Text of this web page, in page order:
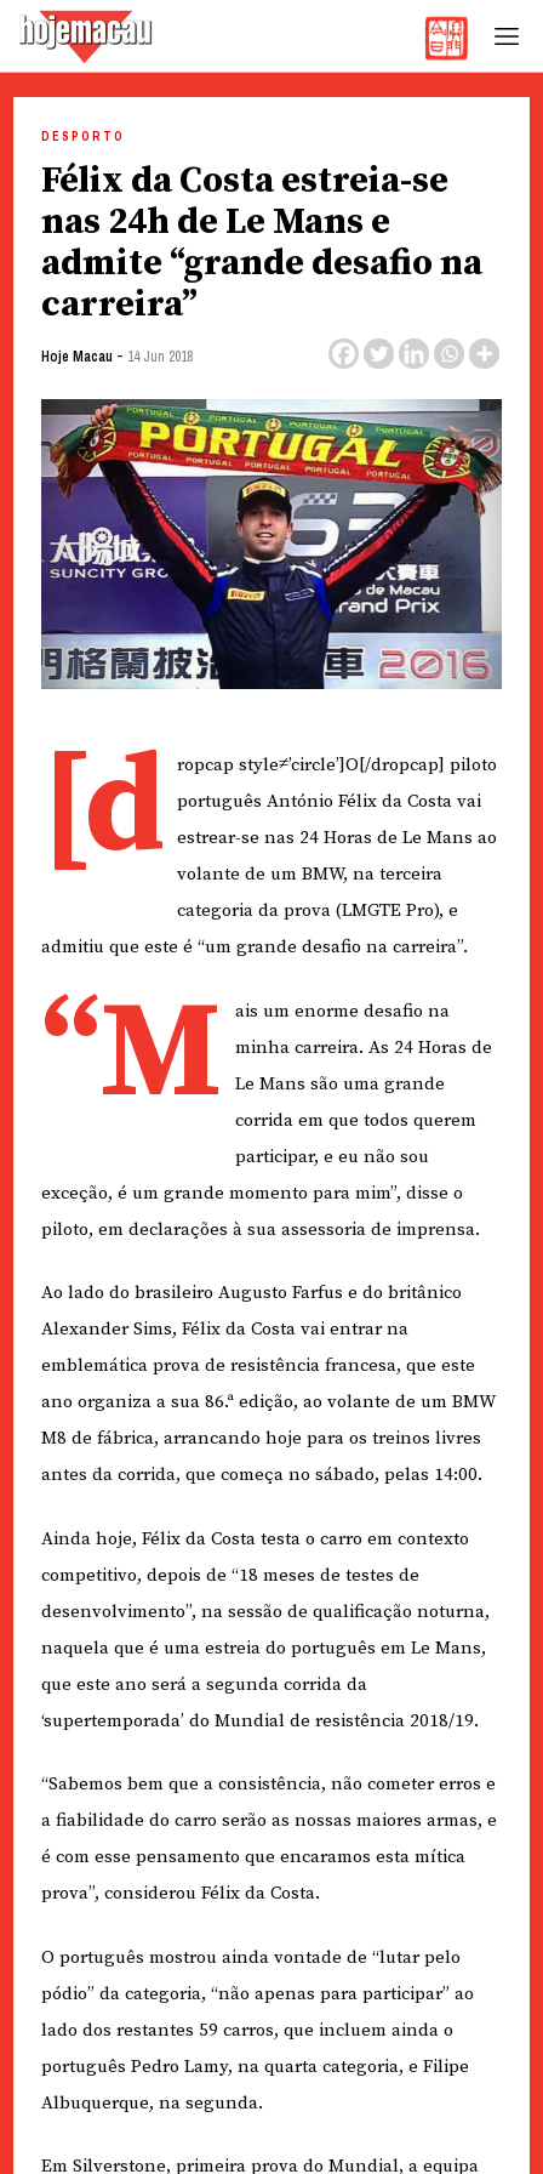
content
DESPORTO
Félix da Costa estreia-se
nas 24h de Le Mans e
admite “grande desafio na
carreira”
Hoje Macau - 14 Jun 2018
[d
ropcap style≠’circle’]O[/dropcap] piloto
português António Félix da Costa vai
estrear-se nas 24 Horas de Le Mans ao
volante de um BMW, na terceira
categoria da prova (LMGTE Pro), e
admitiu que este é “um grande desafio na carreira”.
“M
ais um enorme desafio na
minha carreira. As 24 Horas de
Le Mans são uma grande
corrida em que todos querem
participar, e eu não sou
exceção, é um grande momento para mim”, disse o
piloto, em declarações à sua assessoria de imprensa.
Ao lado do brasileiro Augusto Farfus e do britânico
Alexander Sims, Félix da Costa vai entrar na
emblemática prova de resistência francesa, que este
ano organiza a sua 86.ª edição, ao volante de um BMW
M8 de fábrica, arrancando hoje para os treinos livres
antes da corrida, que começa no sábado, pelas 14:00.
Ainda hoje, Félix da Costa testa o carro em contexto
competitivo, depois de “18 meses de testes de
desenvolvimento”, na sessão de qualificação noturna,
naquela que é uma estreia do português em Le Mans,
que este ano será a segunda corrida da
‘supertemporada’ do Mundial de resistência 2018/19.
“Sabemos bem que a consistência, não cometer erros e
a fiabilidade do carro serão as nossas maiores armas, e
é com esse pensamento que encaramos esta mítica
prova”, considerou Félix da Costa.
O português mostrou ainda vontade de “lutar pelo
pódio” da categoria, “não apenas para participar” ao
lado dos restantes 59 carros, que incluem ainda o
português Pedro Lamy, na quarta categoria, e Filipe
Albuquerque, na segunda.
Em Silverstone, primeira prova do Mundial, a equipa